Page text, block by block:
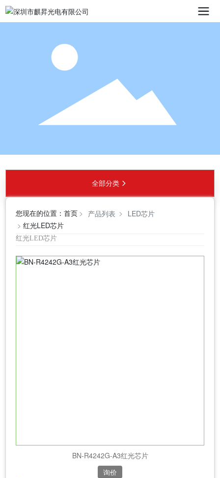
全部分类
您现在的位置：首页 产品列表
LED芯片
红光LED芯片
红光LED芯片
BN-R4242G-A3红光芯片
询价